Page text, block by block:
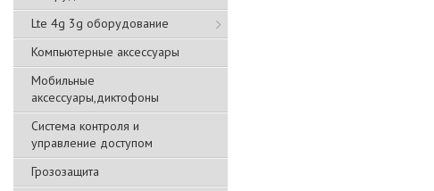
Lte 4g 3g оборудование
Компьютерные аксессуары
Мобильные
аксессуары,диктофоны
Система контроля и
управление доступом
Грозозащита